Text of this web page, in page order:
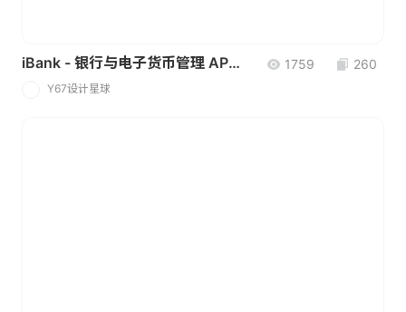
iBank - 银行与电子货币管理 APP｜金融支付｜数字｜金融 移动银行应用程序 UI 工具包（来自社区） 1759 260
Y67设计星球